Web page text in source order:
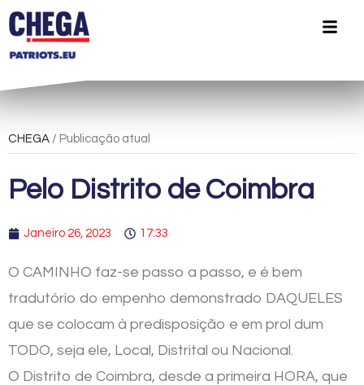
CHEGA / Publicação atual
Pelo Distrito de Coimbra
Janeiro 26, 2023 17:33
O CAMINHO faz-se passo a passo, e é bem
tradutório do empenho demonstrado DAQUELES
que se colocam à predisposição e em prol dum
TODO, seja ele, Local, Distrital ou Nacional.
O Distrito de Coimbra, desde a primeira HORA, que